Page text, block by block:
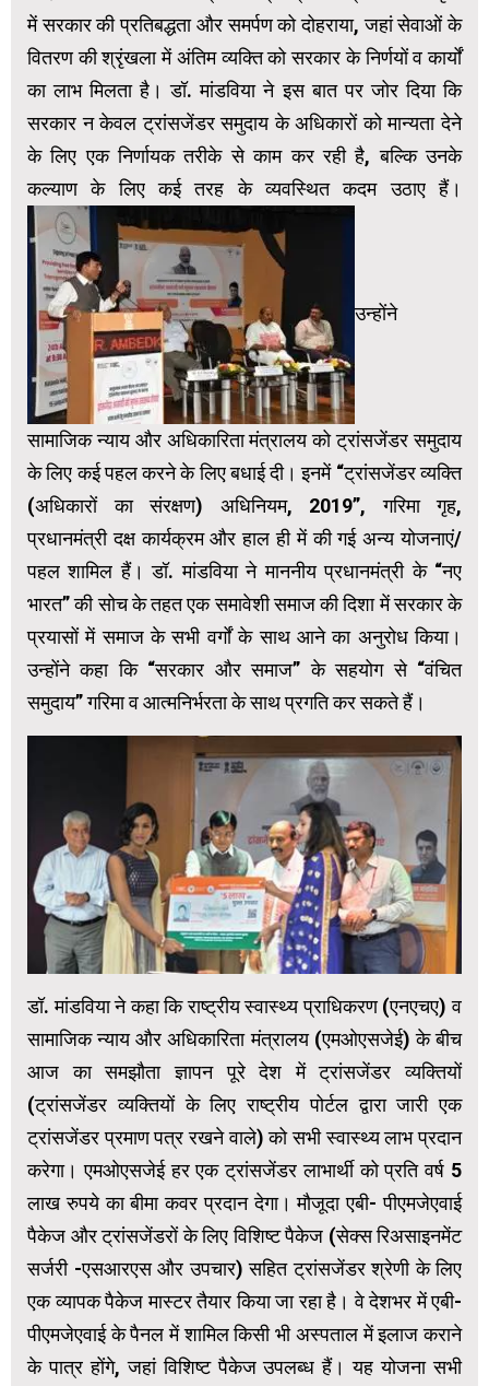
में सरकार की प्रतिबद्धता और समर्पण को दोहराया, जहां सेवाओं के
वितरण की श्रृंखला में अंतिम व्यक्ति को सरकार के निर्णयों व कार्यों
का लाभ मिलता है। डॉ. मांडविया ने इस बात पर जोर दिया कि
सरकार न केवल ट्रांसजेंडर समुदाय के अधिकारों को मान्यता देने
के लिए एक निर्णायक तरीके से काम कर रही है, बल्कि उनके
कल्याण के लिए कई तरह के व्यवस्थित कदम उठाए हैं।
उन्होंने
सामाजिक न्याय और अधिकारिता मंत्रालय को ट्रांसजेंडर समुदाय
के लिए कई पहल करने के लिए बधाई दी। इनमें “ट्रांसजेंडर व्यक्ति
(अधिकारों का संरक्षण) अधिनियम, 2019”, गरिमा गृह,
प्रधानमंत्री दक्ष कार्यक्रम और हाल ही में की गई अन्य योजनाएं/
पहल शामिल हैं। डॉ. मांडविया ने माननीय प्रधानमंत्री के “नए
भारत” की सोच के तहत एक समावेशी समाज की दिशा में सरकार के
प्रयासों में समाज के सभी वर्गों के साथ आने का अनुरोध किया।
उन्होंने कहा कि “सरकार और समाज” के सहयोग से “वंचित
समुदाय” गरिमा व आत्मनिर्भरता के साथ प्रगति कर सकते हैं।
डॉ. मांडविया ने कहा कि राष्ट्रीय स्वास्थ्य प्राधिकरण (एनएचए) व
सामाजिक न्याय और अधिकारिता मंत्रालय (एमओएसजेई) के बीच
आज का समझौता ज्ञापन पूरे देश में ट्रांसजेंडर व्यक्तियों
(ट्रांसजेंडर व्यक्तियों के लिए राष्ट्रीय पोर्टल द्वारा जारी एक
ट्रांसजेंडर प्रमाण पत्र रखने वाले) को सभी स्वास्थ्य लाभ प्रदान
करेगा। एमओएसजेई हर एक ट्रांसजेंडर लाभार्थी को प्रति वर्ष 5
लाख रुपये का बीमा कवर प्रदान देगा। मौजूदा एबी- पीएमजेएवाई
पैकेज और ट्रांसजेंडरों के लिए विशिष्ट पैकेज (सेक्स रिअसाइनमेंट
सर्जरी -एसआरएस और उपचार) सहित ट्रांसजेंडर श्रेणी के लिए
एक व्यापक पैकेज मास्टर तैयार किया जा रहा है। वे देशभर में एबी-
पीएमजेएवाई के पैनल में शामिल किसी भी अस्पताल में इलाज कराने
के पात्र होंगे, जहां विशिष्ट पैकेज उपलब्ध हैं। यह योजना सभी